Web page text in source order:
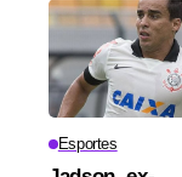
Esportes